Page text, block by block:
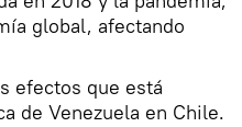
global, afectando
efectos que está
de Venezuela en Chile.